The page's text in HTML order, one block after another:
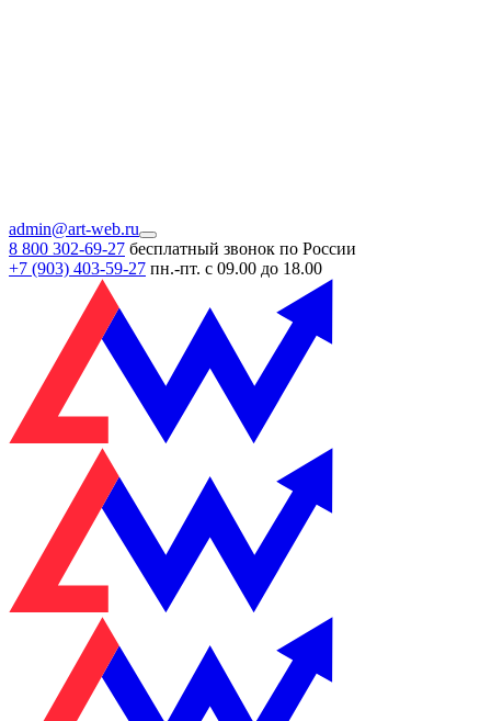
admin@art-web.ru
8 800 302-69-27 бесплатный звонок по России
+7 (903) 403-59-27 пн.-пт. с 09.00 до 18.00